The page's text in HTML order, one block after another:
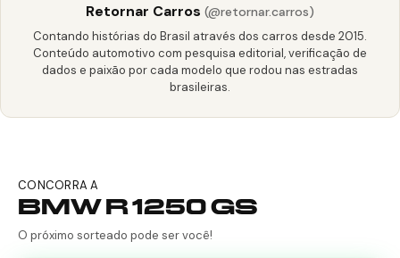
Retornar Carros (@retornar.carros)
Contando histórias do Brasil através dos carros desde 2015.
Conteúdo automotivo com pesquisa editorial, verificação de
dados e paixão por cada modelo que rodou nas estradas
brasileiras.
CONCORRA A
BMW R 1250 GS
O próximo sorteado pode ser você!